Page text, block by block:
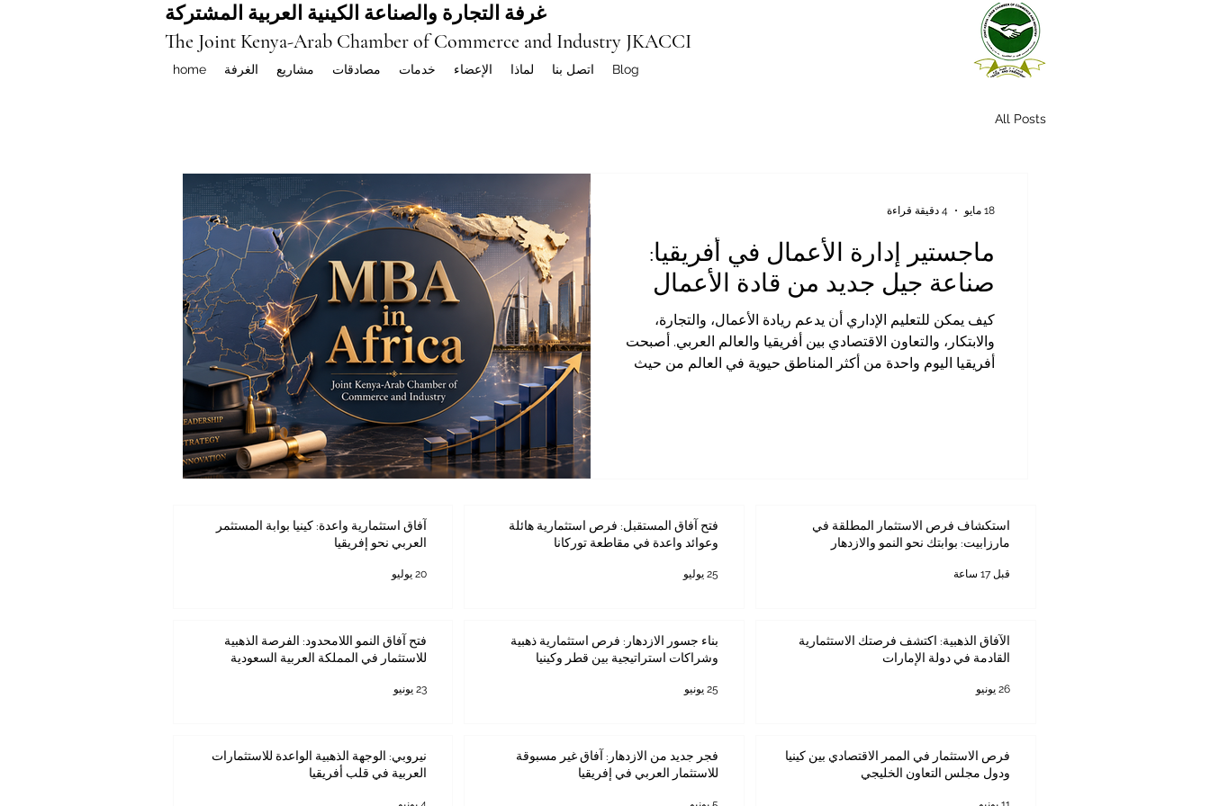
غرفة التجارة والصناعة الكينية العربية المشتركة
The Joint Kenya-Arab Chamber of Commerce and Industry JKACCI
home الغرفة مشاريع مصادقات خدمات الإعضاء لماذا اتصل بنا Blog
All Posts
ماجستير إدارة الأعمال في أفريقيا:
صناعة جيل جديد من قادة الأعمال
كيف يمكن للتعليم الإداري أن يدعم ريادة الأعمال، والتجارة،
والابتكار، والتعاون الاقتصادي بين أفريقيا والعالم العربي. أصبحت
أفريقيا اليوم واحدة من أكثر المناطق حيوية في العالم من حيث
18 مايو 4 دقيقة قراءة
استكشاف فرص الاستثمار المطلقة في
مارزابيت: بوابتك نحو النمو والازدهار
قبل 17 ساعة
فتح آفاق المستقبل: فرص استثمارية هائلة
وعوائد واعدة في مقاطعة توركانا
25 يوليو
آفاق استثمارية واعدة: كينيا بوابة المستثمر
العربي نحو إفريقيا
20 يوليو
الآفاق الذهبية: اكتشف فرصتك الاستثمارية
القادمة في دولة الإمارات
26 يونيو
بناء جسور الازدهار: فرص استثمارية ذهبية
وشراكات استراتيجية بين قطر وكينيا
25 يونيو
فتح آفاق النمو اللامحدود: الفرصة الذهبية
للاستثمار في المملكة العربية السعودية
23 يونيو
فرص الاستثمار في الممر الاقتصادي بين كينيا
ودول مجلس التعاون الخليجي
فجر جديد من الازدهار: آفاق غير مسبوقة
للاستثمار العربي في إفريقيا
نيروبي: الوجهة الذهبية الواعدة للاستثمارات
العربية في قلب أفريقيا